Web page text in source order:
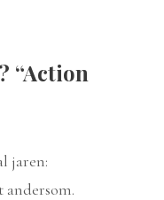
“Action
jaren:
andersom.